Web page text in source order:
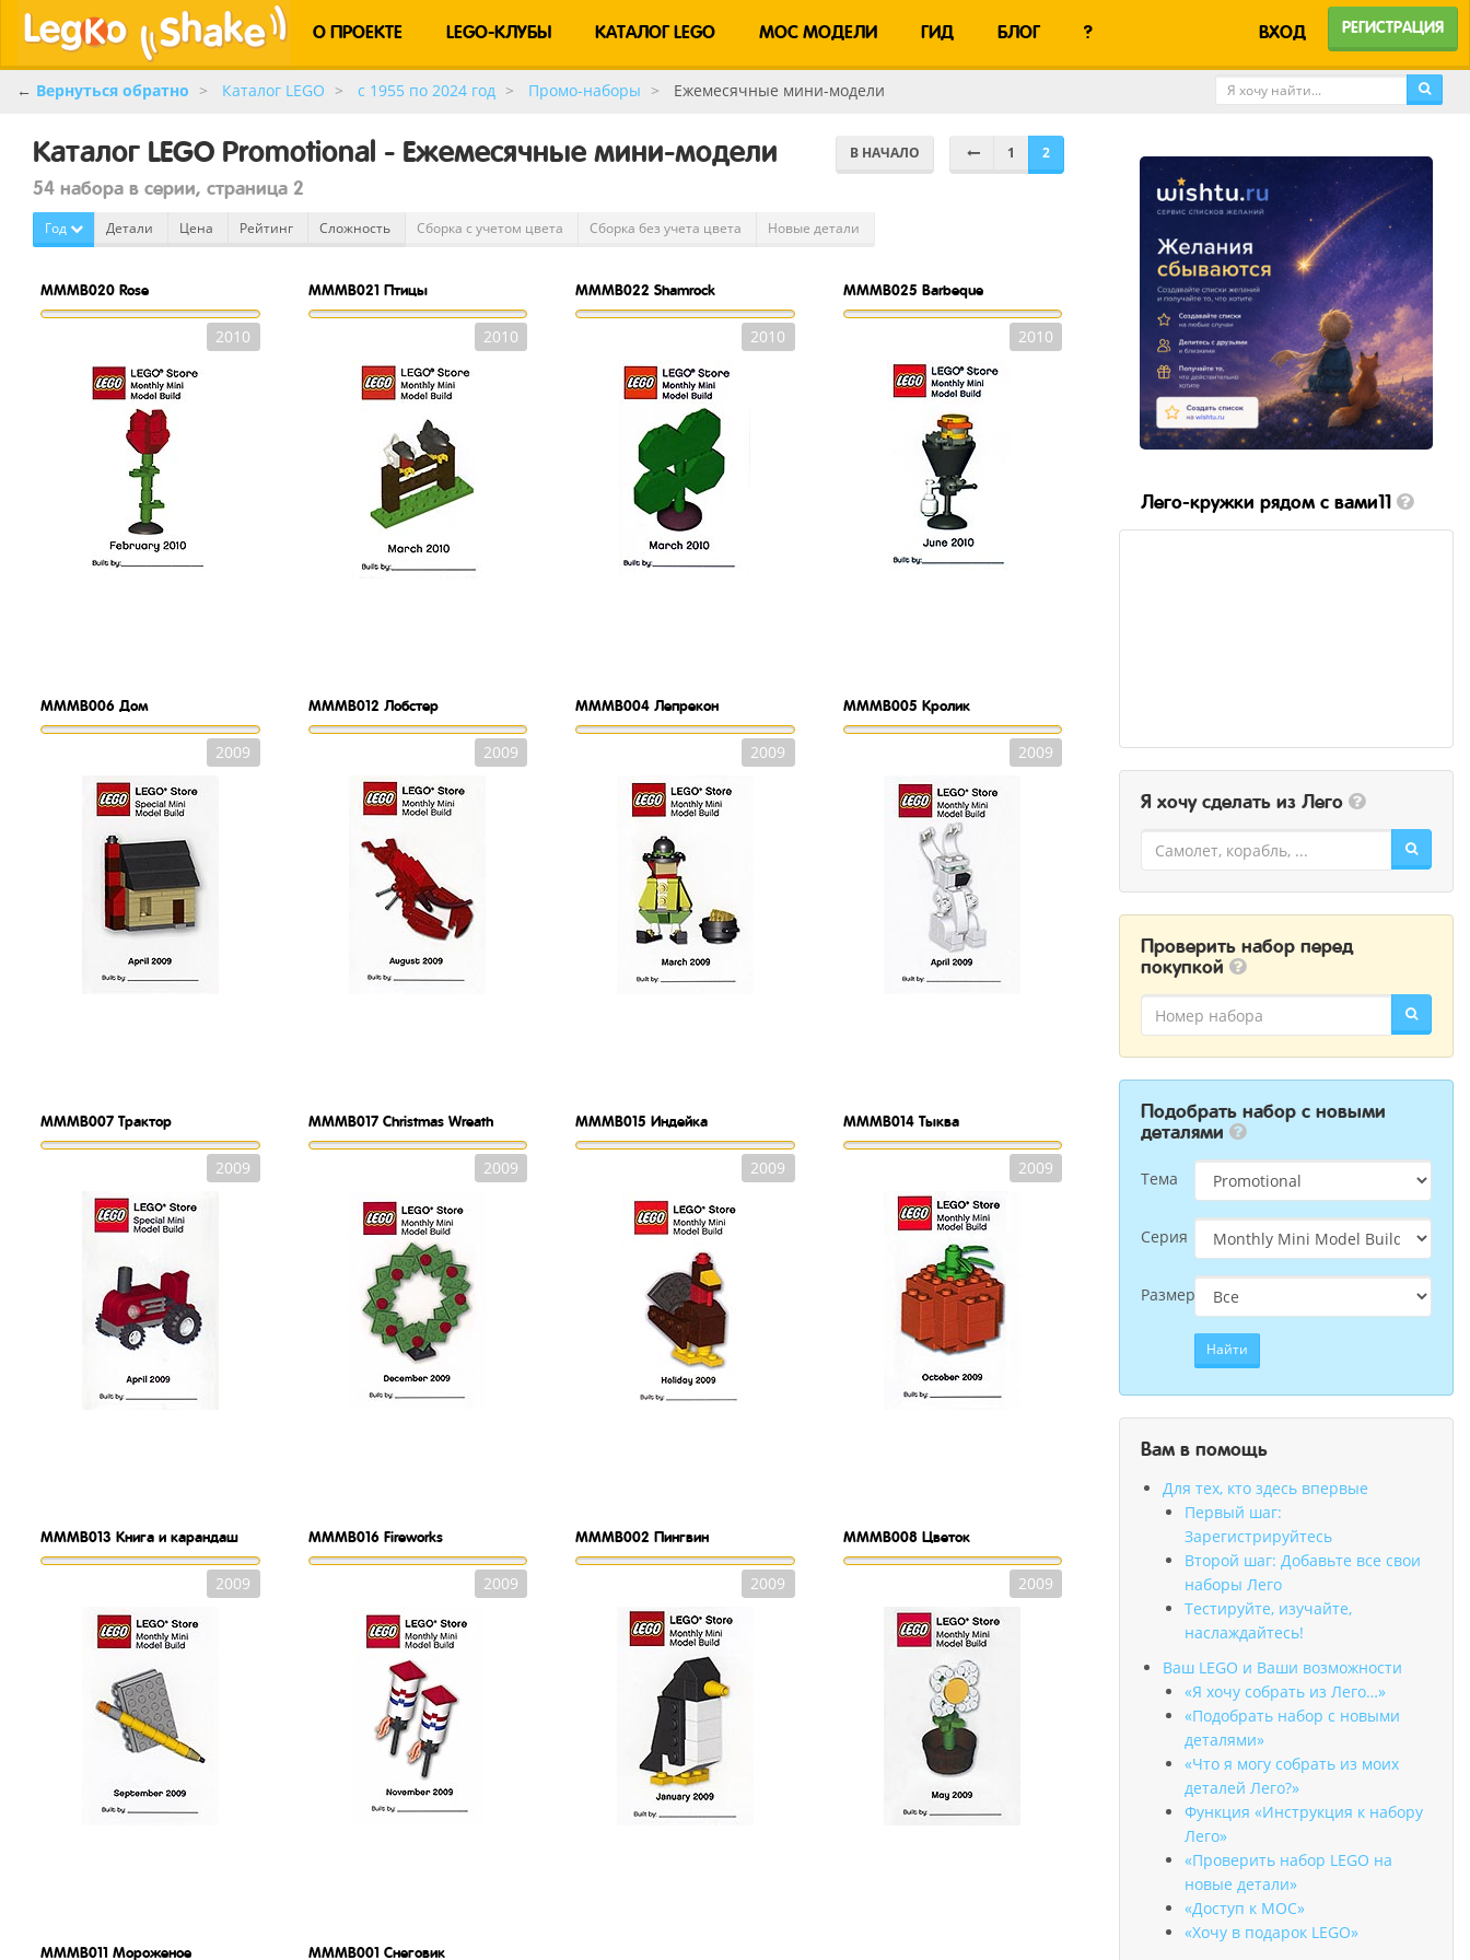
О ПРОЕКТЕ LEGO-КЛУБЫ КАТАЛОГ LEGO MOC МОДЕЛИ ГИД БЛОГ ? ВХОД РЕГИСТРАЦИЯ
← Вернуться обратно Каталог LEGO c 1955 по 2024 год Промо-наборы Ежемесячные мини-модели
Каталог LEGO Promotional - Ежемесячные мини-модели
54 набора в серии, страница 2
В НАЧАЛО 1 2
Год Детали Цена Рейтинг Сложность Сборка с учетом цвета Сборка без учета цвета Новые детали
MMMB020 Rose
2010
MMMB021 Птицы
2010
MMMB022 Shamrock
2010
MMMB025 Barbeque
2010
MMMB006 Дом
2009
MMMB012 Лобстер
2009
MMMB004 Лепрекон
2009
MMMB005 Кролик
2009
MMMB007 Трактор
2009
MMMB017 Christmas Wreath
2009
MMMB015 Индейка
2009
MMMB014 Тыква
2009
MMMB013 Книга и карандаш
2009
MMMB016 Fireworks
2009
MMMB002 Пингвин
2009
MMMB008 Цветок
2009
MMMB011 Мороженое MMMB001 Снеговик
Лего-кружки рядом с вами11
Я хочу сделать из Лего
Проверить набор перед
покупкой
Подобрать набор с новыми
деталями
Тема
Серия
Размер
Найти
Вам в помощь
Для тех, кто здесь впервые
Первый шаг:
Зарегистрируйтесь
Второй шаг: Добавьте все свои
наборы Лего
Тестируйте, изучайте,
наслаждайтесь!
Ваш LEGO и Ваши возможности
«Я хочу собрать из Лего…»
«Подобрать набор с новыми
деталями»
«Что я могу собрать из моих
деталей Лего?»
Функция «Инструкция к набору
Лего»
«Проверить набор LEGO на
новые детали»
«Доступ к MOC»
«Хочу в подарок LEGO»